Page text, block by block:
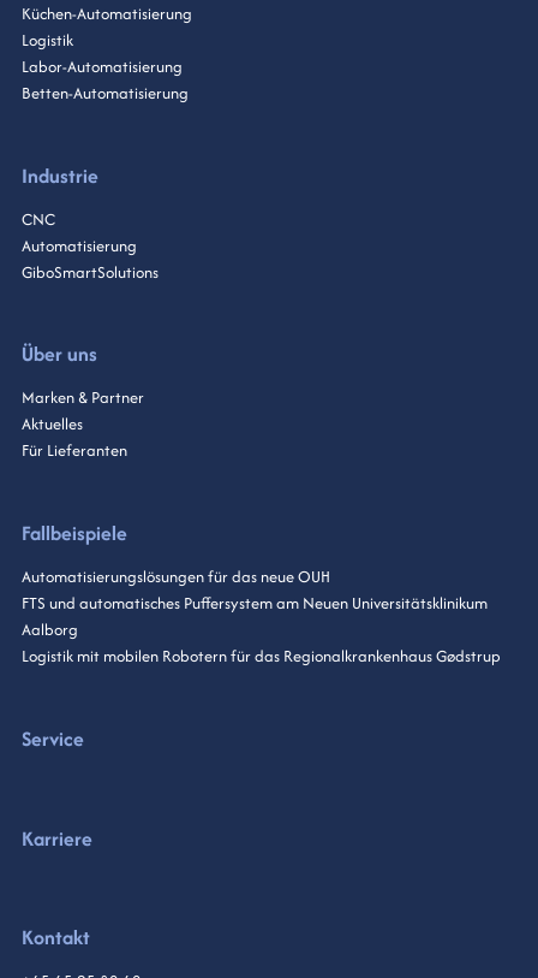
Küchen-Automatisierung
Logistik
Labor-Automatisierung
Betten-Automatisierung
Industrie
CNC
Automatisierung
GiboSmartSolutions
Über uns
Marken & Partner
Aktuelles
Für Lieferanten
Fallbeispiele
Automatisierungslösungen für das neue OUH
FTS und automatisches Puffersystem am Neuen Universitätsklinikum
Aalborg
Logistik mit mobilen Robotern für das Regionalkrankenhaus Gødstrup
Service
Karriere
Kontakt